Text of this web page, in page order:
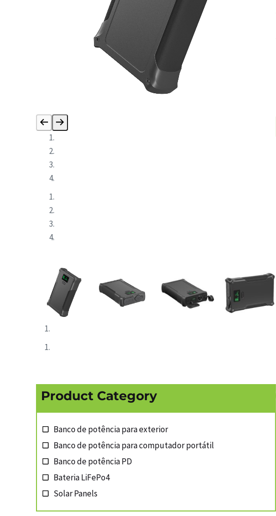
Product Category
Banco de potência para exterior
Banco de potência para computador portátil
Banco de potência PD
Bateria LiFePo4
Solar Panels